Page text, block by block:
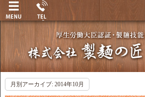
月別アーカイブ: 2014年10月